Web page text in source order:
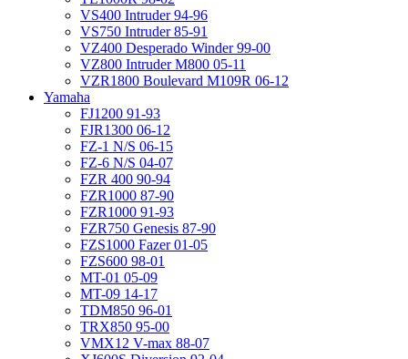
VS400 Intruder 94-96
VS750 Intruder 85-91
VZ400 Desperado Winder 99-00
VZ800 Intruder M800 05-11
VZR1800 Boulevard M109R 06-12
Yamaha
FJ1200 91-93
FJR1300 06-12
FZ-1 N/S 06-15
FZ-6 N/S 04-07
FZR 400 90-94
FZR1000 87-90
FZR1000 91-93
FZR750 Genesis 87-90
FZS1000 Fazer 01-05
FZS600 98-01
MT-01 05-09
MT-09 14-17
TDM850 96-01
TRX850 95-00
VMX12 V-max 88-07